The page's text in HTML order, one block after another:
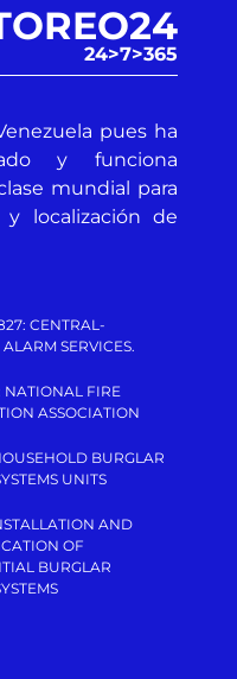
24>7>365
pues ha
y funciona
mundial para
localización de
CENTRAL-
SERVICES.
NATIONAL FIRE
ASSOCIATION
BURGLAR
UNITS
AND
OF
BURGLAR